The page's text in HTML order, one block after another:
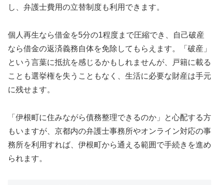
し、弁護士費用の立替制度も利用できます。
個人再生なら借金を5分の1程度まで圧縮でき、自己破産
なら借金の返済義務自体を免除してもらえます。「破産」
という言葉に抵抗を感じるかもしれませんが、戸籍に載る
ことも選挙権を失うこともなく、生活に必要な財産は手元
に残せます。
「伊根町に住みながら債務整理できるのか」と心配する方
もいますが、京都内の弁護士事務所やオンライン対応の事
務所を利用すれば、伊根町から通える範囲で手続きを進め
られます。